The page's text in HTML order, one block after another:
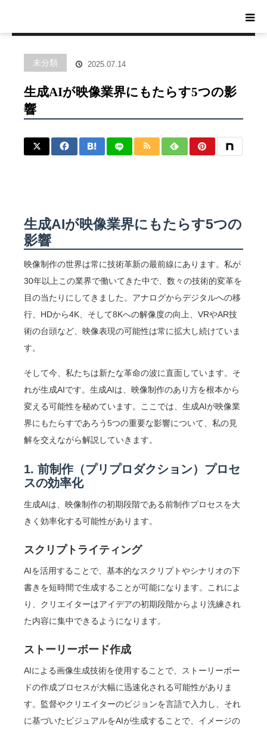
未分類 2025.07.14
生成AIが映像業界にもたらす5つの影
響
生成AIが映像業界にもたらす5つの
影響
映像制作の世界は常に技術革新の最前線にあります。私が
30年以上この業界で働いてきた中で、数々の技術的変革を
目の当たりにしてきました。アナログからデジタルへの移
行、HDから4K、そして8Kへの解像度の向上、VRやAR技
術の台頭など、映像表現の可能性は常に拡大し続けていま
す。
そして今、私たちは新たな革命の波に直面しています。そ
れが生成AIです。生成AIは、映像制作のあり方を根本から
変える可能性を秘めています。ここでは、生成AIが映像業
界にもたらすであろう5つの重要な影響について、私の見
解を交えながら解説していきます。
1. 前制作（プリプロダクション）プロセ
スの効率化
生成AIは、映像制作の初期段階である前制作プロセスを大
きく効率化する可能性があります。
スクリプトライティング
AIを活用することで、基本的なスクリプトやシナリオの下
書きを短時間で生成することが可能になります。これによ
り、クリエイターはアイデアの初期段階からより洗練され
た内容に集中できるようになります。
ストーリーボード作成
AIによる画像生成技術を使用することで、ストーリーボー
ドの作成プロセスが大幅に迅速化される可能性がありま
す。監督やクリエイターのビジョンを言語で入力し、それ
に基づいたビジュアルをAIが生成することで、イメージの